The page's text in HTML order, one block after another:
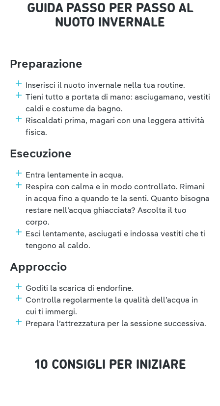
GUIDA PASSO PER PASSO AL
NUOTO INVERNALE
Preparazione
Inserisci il nuoto invernale nella tua routine.
Tieni tutto a portata di mano: asciugamano, vestiti
caldi e costume da bagno.
Riscaldati prima, magari con una leggera attività
fisica.
Esecuzione
Entra lentamente in acqua.
Respira con calma e in modo controllato. Rimani
in acqua fino a quando te la senti. Quanto bisogna
restare nell’acqua ghiacciata? Ascolta il tuo
corpo.
Esci lentamente, asciugati e indossa vestiti che ti
tengono al caldo.
Approccio
Goditi la scarica di endorfine.
Controlla regolarmente la qualità dell’acqua in
cui ti immergi.
Prepara l’attrezzatura per la sessione successiva.
10 CONSIGLI PER INIZIARE